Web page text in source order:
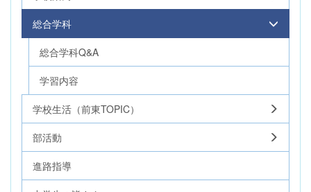
総合学科
総合学科Q&A
学習内容
学校生活（前東TOPIC）
部活動
進路指導